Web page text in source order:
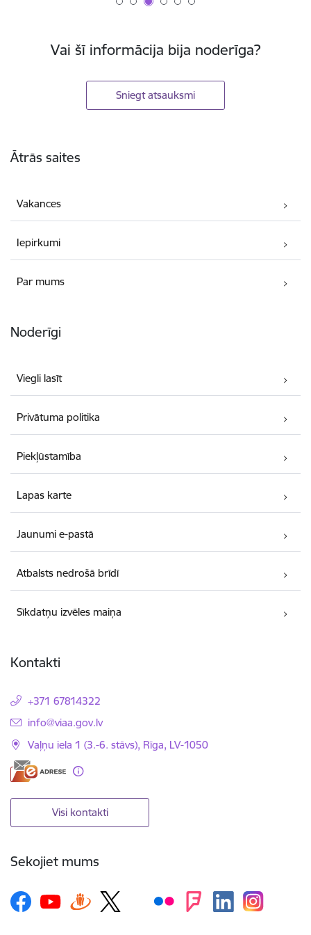
Vai šī informācija bija noderīga?
Sniegt atsauksmi
Ātrās saites
Vakances
Iepirkumi
Par mums
Noderīgi
Viegli lasīt
Privātuma politika
Piekļūstamība
Lapas karte
Jaunumi e-pastā
Atbalsts nedrošā brīdī
Sīkdatņu izvēles maiņa
Kontakti
+371 67814322
E-pasts:
info@viaa.gov.lv
Vaļņu iela 1 (3.-6. stāvs), Rīga, LV-1050
Visi kontakti
Sekojiet mums